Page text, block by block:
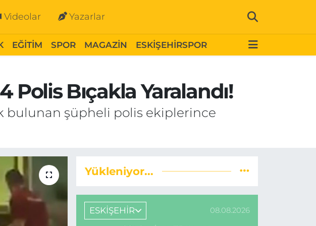
Videolar Yazarlar
EĞİTİM SPOR MAGAZİN ESKİŞEHİRSPOR
Bıçakla Yaralandı!
bulunan şüpheli polis ekiplerince
Yükleniyor...
ESKİŞEHİR 08.08.2026